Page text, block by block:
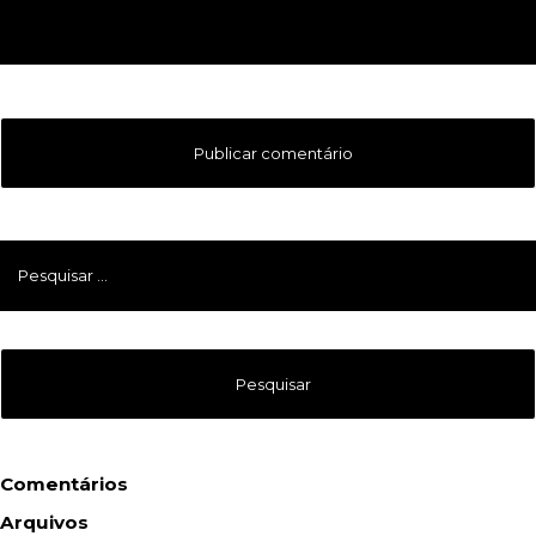
Pesquisar
Comentários
Arquivos